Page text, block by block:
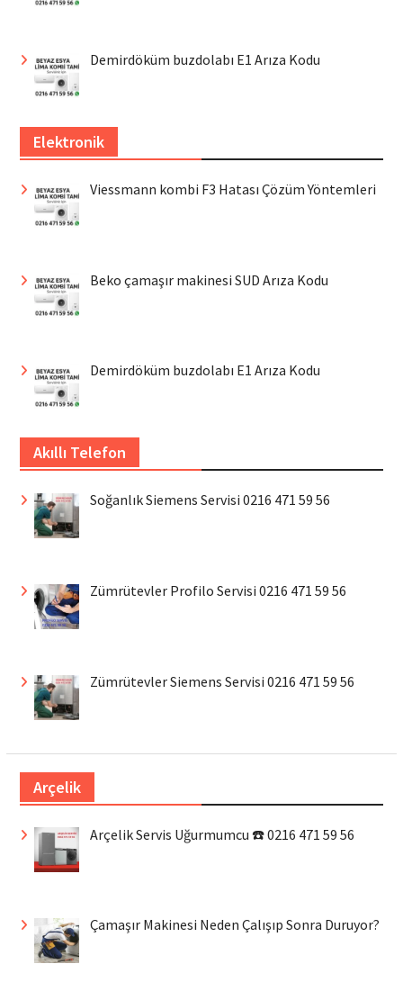
Demirdöküm buzdolabı E1 Arıza Kodu
Elektronik
Viessmann kombi F3 Hatası Çözüm Yöntemleri
Beko çamaşır makinesi SUD Arıza Kodu
Demirdöküm buzdolabı E1 Arıza Kodu
Akıllı Telefon
Soğanlık Siemens Servisi 0216 471 59 56
Zümrütevler Profilo Servisi 0216 471 59 56
Zümrütevler Siemens Servisi 0216 471 59 56
Arçelik
Arçelik Servis Uğurmumcu ☎️ 0216 471 59 56
Çamaşır Makinesi Neden Çalışıp Sonra Duruyor?